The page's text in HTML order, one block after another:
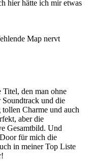
hier hätte ich mir etwas
Map nervt
Titel, den man ohne
und die
Charme und auch
aber die
Gesamtbild. Und
Door für mich die
in meiner Top Liste